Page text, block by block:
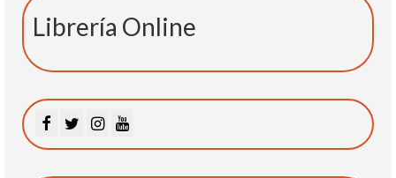
Librería Online